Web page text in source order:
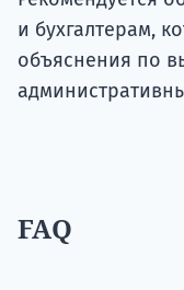
и бухгалтерам,
объяснения по
FAQ